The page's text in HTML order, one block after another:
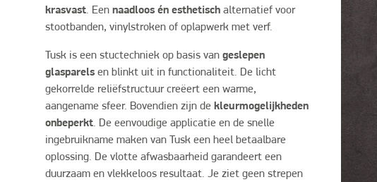
krasvast. Een naadloos én esthetisch alternatief voor
stootbanden, vinylstroken of oplapwerk met verf.
Tusk is een stuctechniek op basis van geslepen
glasparels en blinkt uit in functionaliteit. De licht
gekorrelde reliëfstructuur creëert een warme,
aangename sfeer. Bovendien zijn de kleurmogelijkheden
onbeperkt. De eenvoudige applicatie en de snelle
ingebruikname maken van Tusk een heel betaalbare
oplossing. De vlotte afwasbaarheid garandeert een
duurzaam en vlekkeloos resultaat. Je ziet geen strepen